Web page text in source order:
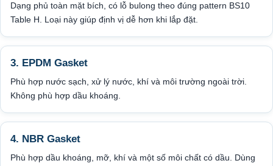
Dạng phủ toàn mặt bích, có lỗ bulong theo đúng pattern BS10
Table H. Loại này giúp định vị dễ hơn khi lắp đặt.
3. EPDM Gasket
Phù hợp nước sạch, xử lý nước, khí và môi trường ngoài trời.
Không phù hợp dầu khoáng.
4. NBR Gasket
Phù hợp dầu khoáng, mỡ, khí và một số môi chất có dầu. Dùng